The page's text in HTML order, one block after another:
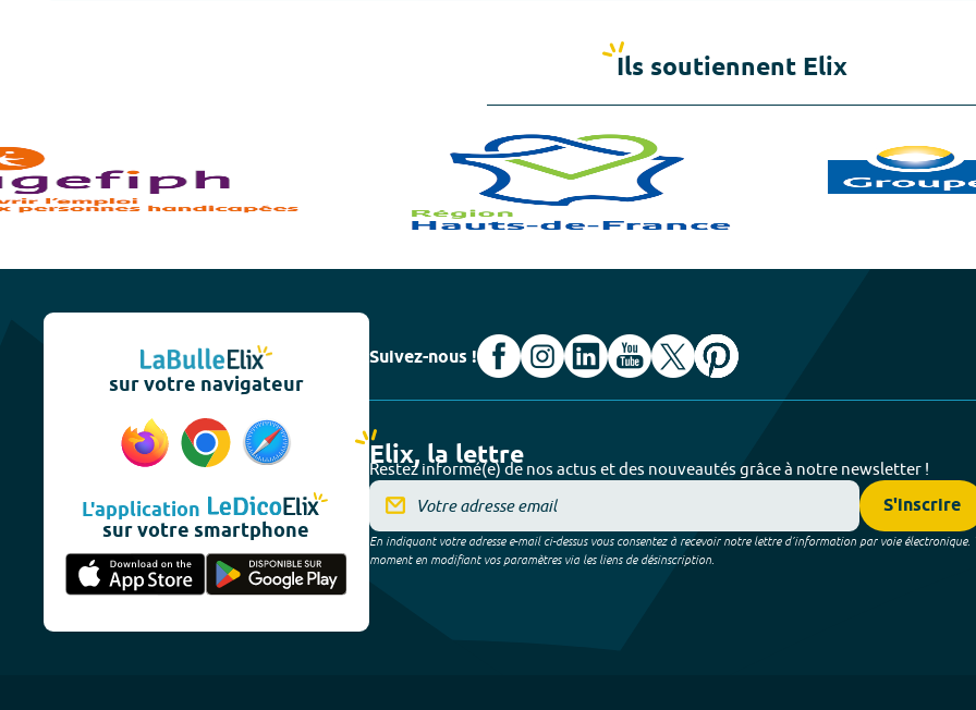
Ils soutiennent Elix
sur votre navigateur
L'application
sur votre smartphone
Suivez-nous !
Elix, la lettre
Restez informé(e) de nos actus et des nouveautés grâce à notre newsletter !
S'inscrire
En indiquant votre adresse e-mail ci-dessus vous consentez à recevoir notre lettre d’information par voie électronique.
moment en modifiant vos paramètres via les liens de désinscription.